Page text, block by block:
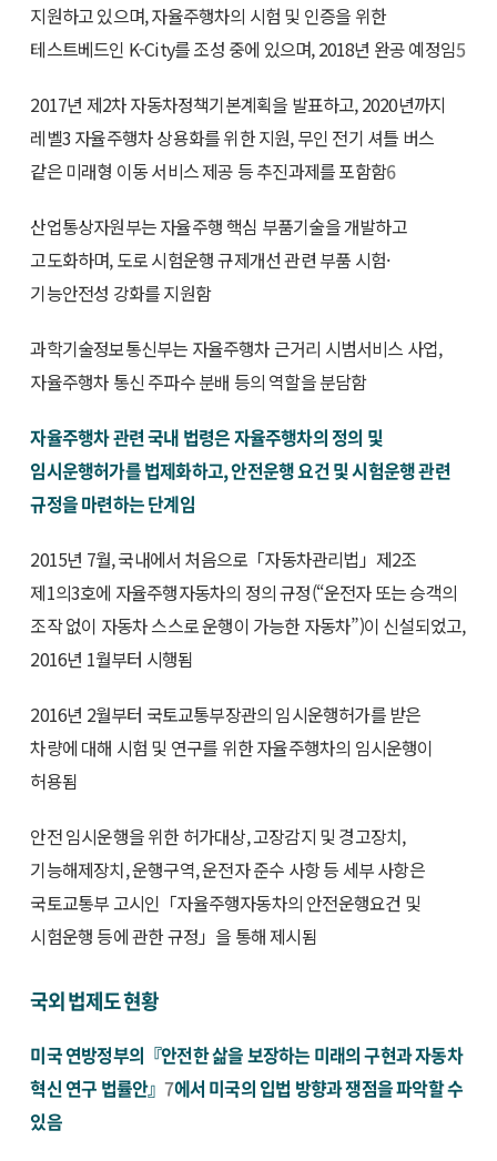
지원하고 있으며, 자율주행차의 시험 및 인증을 위한
테스트베드인 K-City를 조성 중에 있으며, 2018년 완공 예정임5
2017년 제2차 자동차정책기본계획을 발표하고, 2020년까지
레벨3 자율주행차 상용화를 위한 지원, 무인 전기 셔틀 버스
같은 미래형 이동 서비스 제공 등 추진과제를 포함함6
산업통상자원부는 자율주행 핵심 부품기술을 개발하고
고도화하며, 도로 시험운행 규제개선 관련 부품 시험·
기능안전성 강화를 지원함
과학기술정보통신부는 자율주행차 근거리 시범서비스 사업,
자율주행차 통신 주파수 분배 등의 역할을 분담함
자율주행차 관련 국내 법령은 자율주행차의 정의 및
임시운행허가를 법제화하고, 안전운행 요건 및 시험운행 관련
규정을 마련하는 단계임
2015년 7월, 국내에서 처음으로「자동차관리법」제2조
제1의3호에 자율주행자동차의 정의 규정(“운전자 또는 승객의
조작 없이 자동차 스스로 운행이 가능한 자동차”)이 신설되었고,
2016년 1월부터 시행됨
2016년 2월부터 국토교통부장관의 임시운행허가를 받은
차량에 대해 시험 및 연구를 위한 자율주행차의 임시운행이
허용됨
안전 임시운행을 위한 허가대상, 고장감지 및 경고장치,
기능해제장치, 운행구역, 운전자 준수 사항 등 세부 사항은
국토교통부 고시인「자율주행자동차의 안전운행요건 및
시험운행 등에 관한 규정」을 통해 제시됨
국외 법제도 현황
미국 연방정부의『안전한 삶을 보장하는 미래의 구현과 자동차
혁신 연구 법률안』7에서 미국의 입법 방향과 쟁점을 파악할 수
있음